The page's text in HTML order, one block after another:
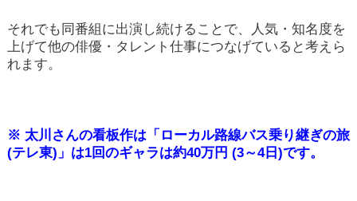
それでも同番組に出演し続けることで、人気・知名度を
上げて他の俳優・タレント仕事につなげていると考えら
れます。
※ 太川さんの看板作は「ローカル路線バス乗り継ぎの旅
(テレ東)」は1回のギャラは約40万円 (3～4日)です。